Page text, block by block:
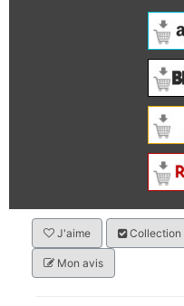
J'aime Collection
Mon avis